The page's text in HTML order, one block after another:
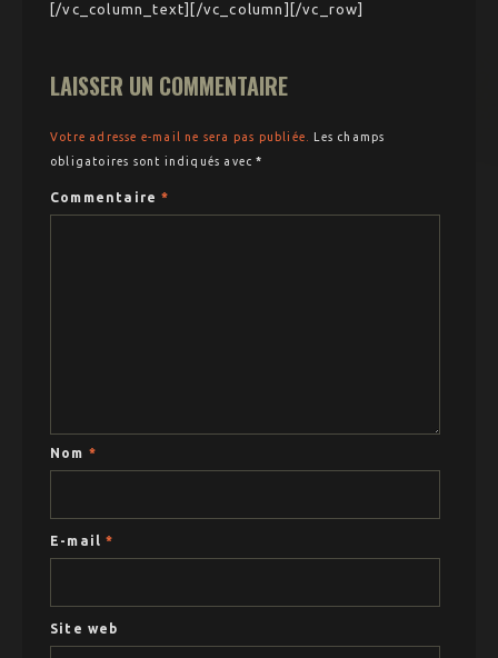
[/vc_column_text][/vc_column][/vc_row]
LAISSER UN COMMENTAIRE
Votre adresse e-mail ne sera pas publiée.
Les champs
obligatoires sont indiqués avec*
Commentaire*
Nom *
E-mail*
Site web